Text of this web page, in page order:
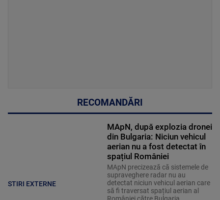
RECOMANDĂRI
STIRI EXTERNE
MApN, după explozia dronei
din Bulgaria: Niciun vehicul
aerian nu a fost detectat în
spațiul României
MApN precizează că sistemele de
supraveghere radar nu au
detectat niciun vehicul aerian care
să fi traversat spațiul aerian al